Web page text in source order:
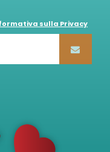
sulla Privacy